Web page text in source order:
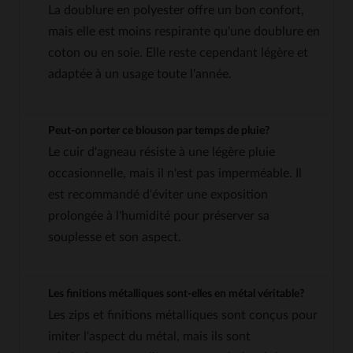
La doublure en polyester offre un bon confort,
mais elle est moins respirante qu'une doublure en
coton ou en soie. Elle reste cependant légère et
adaptée à un usage toute l'année.
Peut-on porter ce blouson par temps de pluie?
Le cuir d'agneau résiste à une légère pluie
occasionnelle, mais il n'est pas imperméable. Il
est recommandé d'éviter une exposition
prolongée à l'humidité pour préserver sa
souplesse et son aspect.
Les finitions métalliques sont-elles en métal véritable?
Les zips et finitions métalliques sont conçus pour
imiter l'aspect du métal, mais ils sont